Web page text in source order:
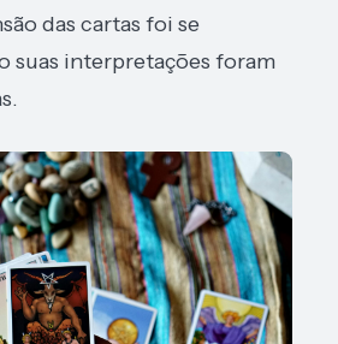
das cartas foi se
suas interpretações foram